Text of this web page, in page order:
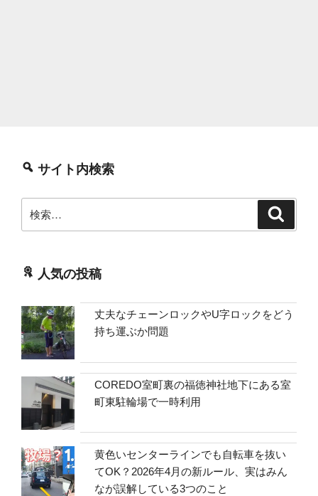
サイト内検索
索:
人気の投稿
丈夫なチェーンロックやU字ロックをどう
持ち運ぶか問題
COREDO室町裏の福徳神社地下にある室
町東駐輪場で一時利用
黄色いセンターラインでも自転車を抜い
てOK？2026年4月の新ルール、実はみん
なが誤解している3つのこと